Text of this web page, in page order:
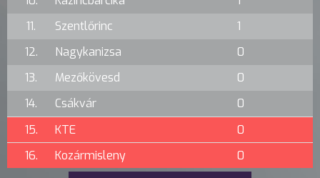
11.
Szentlőrinc
1
12.
Nagykanizsa
0
13.
Mezőkövesd
0
14.
Csákvár
0
15.
KTE
0
16.
Kozármisleny 0